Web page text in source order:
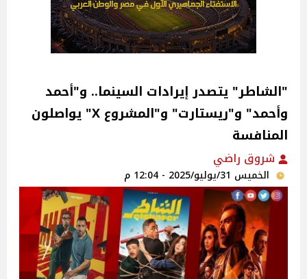
"الشاطر" يتصدر إيرادات السينما.. و"أحمد
وأحمد" و"ريستارت" و"المشروع X" يواصلون
المنافسة‎
شروق راضي
الخميس 31/يوليو/2025 - 12:04 م